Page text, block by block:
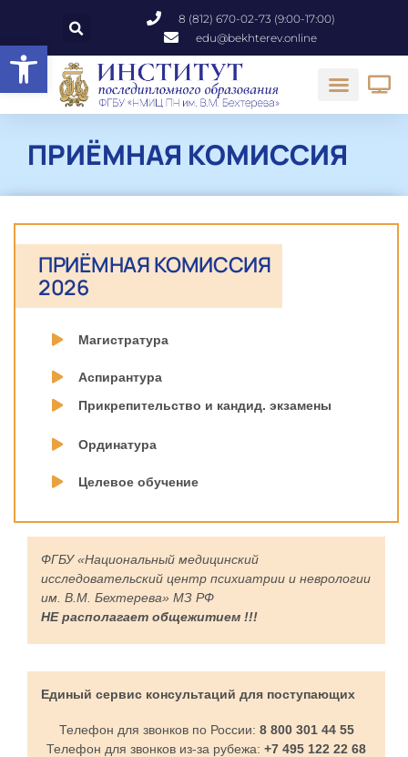
Открыть панель инструментов
8 (812) 670-02-73 (9:00-17:00)
edu@bekhterev.online
ПРИЁМНАЯ КОМИССИЯ
ПРИЁМНАЯ КОМИССИЯ
2026
Магистратура
Аспирантура
Прикрепительство и кандид. экзамены
Ординатура
Целевое обучение
ФГБУ «Национальный медицинский
исследовательский центр психиатрии и неврологии
им. В.М. Бехтерева» МЗ РФ
НЕ располагает общежитием !!!
Единый сервис консультаций для поступающих
Телефон для звонков по России: 8 800 301 44 55
Телефон для звонков из-за рубежа: +7 495 122 22 68